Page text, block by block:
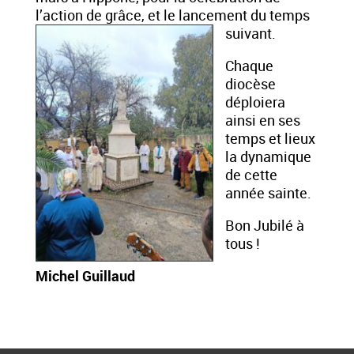
l’action de grâce, et le lancement du temps
suivant.
Chaque
diocèse
déploiera
ainsi en ses
temps et lieux
la dynamique
de cette
année sainte.
Bon Jubilé à
tous !
Michel Guillaud